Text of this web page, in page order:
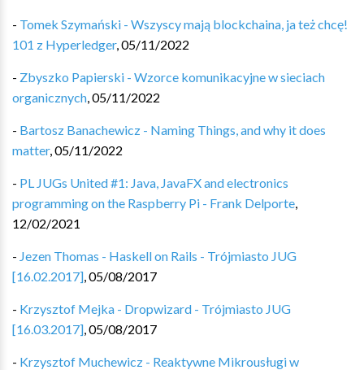
- Tomek Szymański - Wszyscy mają blockchaina, ja też chcę!
101 z Hyperledger,05/11/2022
- Zbyszko Papierski - Wzorce komunikacyjne w sieciach
organicznych,05/11/2022
- Bartosz Banachewicz - Naming Things, and why it does
matter,05/11/2022
- PL JUGs United #1: Java, JavaFX and electronics
programming on the Raspberry Pi - Frank Delporte,
12/02/2021
- Jezen Thomas - Haskell on Rails - Trójmiasto JUG
[16.02.2017],05/08/2017
- Krzysztof Mejka - Dropwizard - Trójmiasto JUG
[16.03.2017],05/08/2017
- Krzysztof Muchewicz - Reaktywne Mikrousługi w